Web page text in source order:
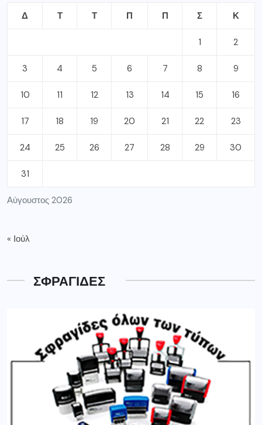
Αύγουστος 2026
Δ Τ Τ Π Π Σ Κ
1 2
3 4 5 6 7 8 9
10 11 12 13 14 15 16
17 18 19 20 21 22 23
24 25 26 27 28 29 30
31
« Ιούλ
ΣΦΡΑΓΙΔΕΣ